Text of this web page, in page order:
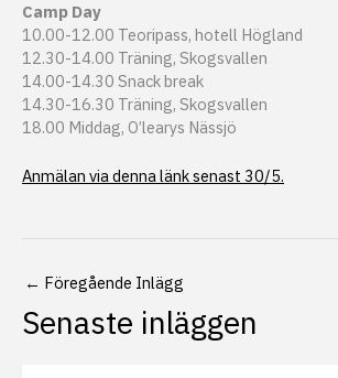
Camp Day
10.00-12.00 Teoripass, hotell Högland
12.30-14.00 Träning, Skogsvallen
14.00-14.30 Snack break
14.30-16.30 Träning, Skogsvallen
18.00 Middag, O’learys Nässjö
Anmälan via denna länk senast 30/5.
← Föregående Inlägg
Senaste inläggen